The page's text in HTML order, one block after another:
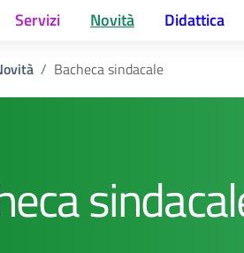
Servizi Novità Didattica
Bacheca sindacale